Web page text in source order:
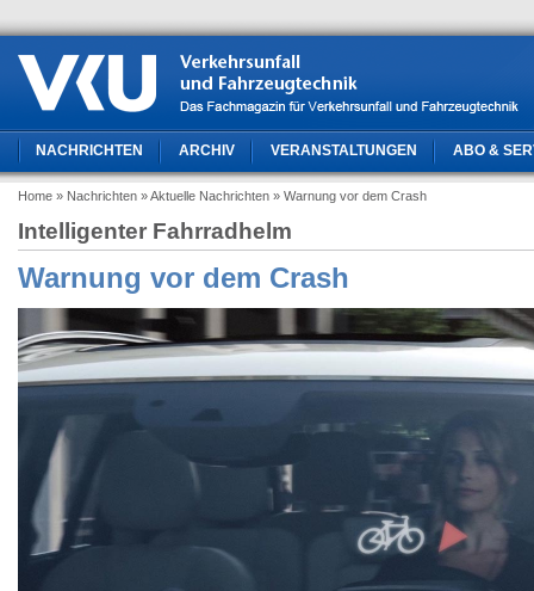
NACHRICHTEN ARCHIV VERANSTALTUNGEN ABO &
Home » Nachrichten » Aktuelle Nachrichten » Warnung vor dem Crash
Intelligenter Fahrradhelm
Warnung vor dem Crash